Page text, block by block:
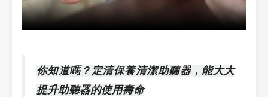
你知道嗎？定清保養清潔助聽器，能大大
提升助聽器的使用壽命